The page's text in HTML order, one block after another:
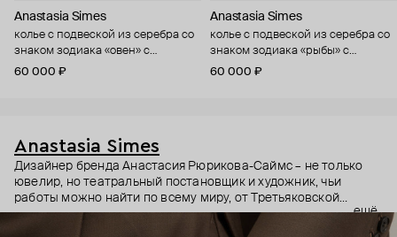
Anastasia Simes
колье с подвеской из серебра со
знаком зодиака «овен» с
цитрином и фианитами
60 000 ₽
Anastasia Simes
колье с подвеской из серебра со
знаком зодиака «рыбы» с
фианитами
60 000 ₽
Anastasia Simes
Дизайнер бренда Анастасия Рюрикова-Саймс – не только
ювелир, но театральный постановщик и художник, чьи
работы можно найти по всему миру, от Третьяковской
галереи до выставок в США и Гонконге. Она вдохновляется
разными культурами, эпохами и символами. Причем
ещё